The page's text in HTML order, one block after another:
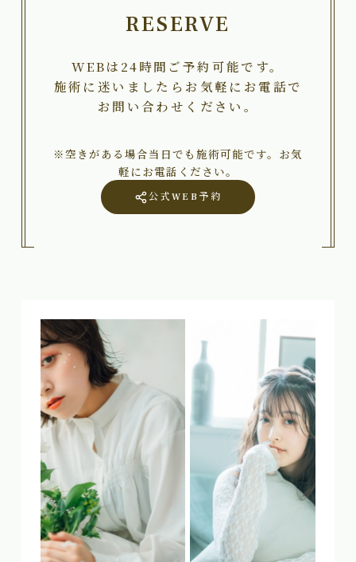
RESERVE
WEBは24時間ご予約可能です。
施術に迷いましたらお気軽にお電話で
お問い合わせください。
※空きがある場合当日でも施術可能です。お気
軽にお電話ください。
公式WEB予約